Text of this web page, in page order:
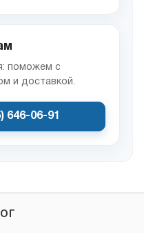
поможем с
и доставкой.
646-06-91